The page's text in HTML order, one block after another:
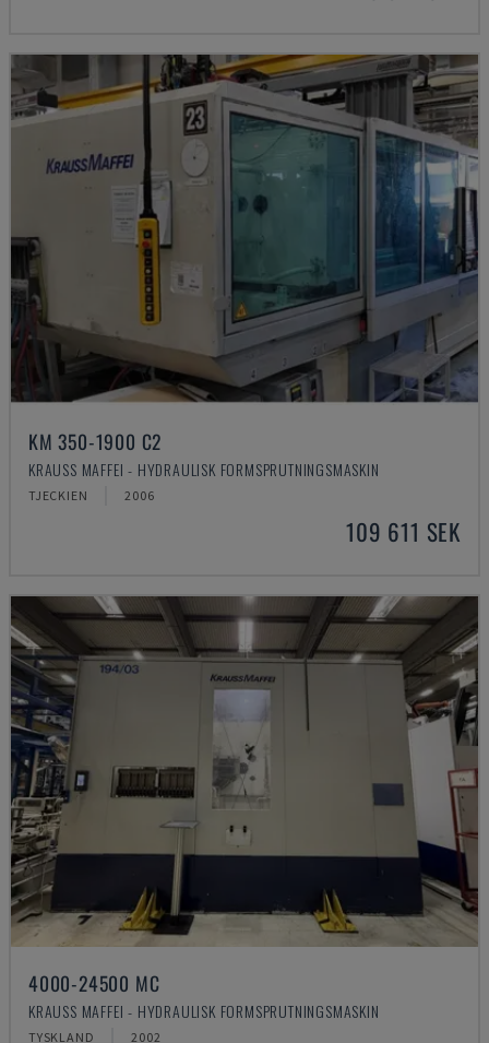
KM 350-1900 C2
KRAUSS MAFFEI - HYDRAULISK FORMSPRUTNINGSMASKIN
TJECKIEN 2006
109 611 SEK
4000-24500 MC
KRAUSS MAFFEI - HYDRAULISK FORMSPRUTNINGSMASKIN
TYSKLAND 2002